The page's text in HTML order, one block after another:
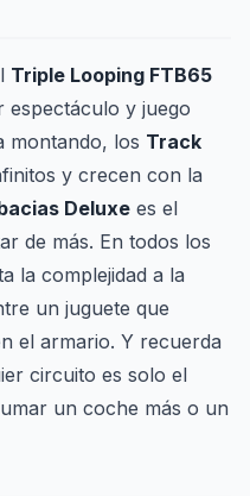
Triple Looping FTB65
espectáculo y juego
montando, los Track
y crecen con la
Deluxe es el
de más. En todos los
la complejidad a la
un juguete que
el armario. Y recuerda
circuito es solo el
un coche más o un